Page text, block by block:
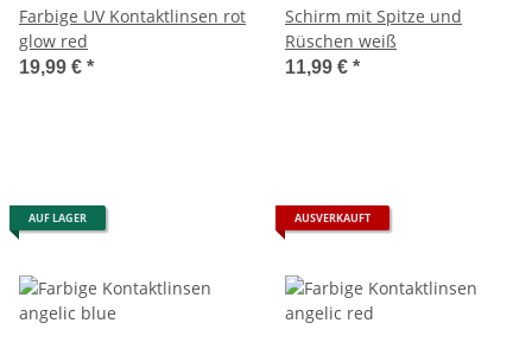
Farbige UV Kontaktlinsen rot
glow red
19,99 € *
Schirm mit Spitze und
Rüschen weiß
11,99 € *
AUF LAGER AUSVERKAUFT